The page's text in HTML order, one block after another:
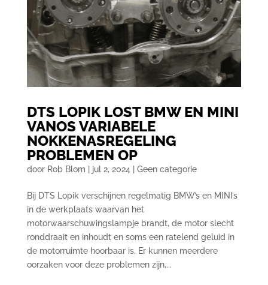
DTS LOPIK LOST BMW EN MINI
VANOS VARIABELE
NOKKENASREGELING
PROBLEMEN OP
door Rob Blom jul 2, 2024 Geen categorie
Bij DTS Lopik verschijnen regelmatig BMW’s en MINI’s
in de werkplaats waarvan het
motorwaarschuwingslampje brandt, de motor slecht
ronddraait en inhoudt en soms een ratelend geluid in
de motorruimte hoorbaar is. Er kunnen meerdere
oorzaken voor deze problemen zijn,...